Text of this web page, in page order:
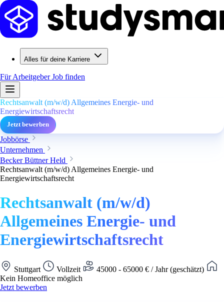
Alles für deine Karriere
Für ArbeitgeberJob finden
Rechtsanwalt (m/w/d) Allgemeines Energie- und
Energiewirtschaftsrecht
Jetzt bewerben
Jobbörse
Unternehmen
Becker Büttner Held
Rechtsanwalt (m/w/d) Allgemeines Energie- und
Energiewirtschaftsrecht
Rechtsanwalt (m/w/d)
Allgemeines Energie- und
Energiewirtschaftsrecht
Stuttgart Vollzeit
45000 - 65000 € / Jahr (geschätzt)
Kein Homeoffice möglich
Jetzt bewerben